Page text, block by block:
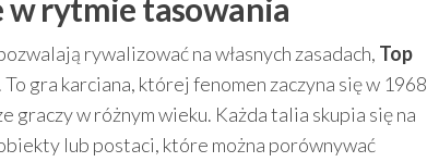
w rytmie tasowania
rywalizować na własnych zasadach, Top
gra karciana, której fenomen zaczyna się w 1968
graczy w różnym wieku. Każda talia skupia się na
lub postaci, które można porównywać